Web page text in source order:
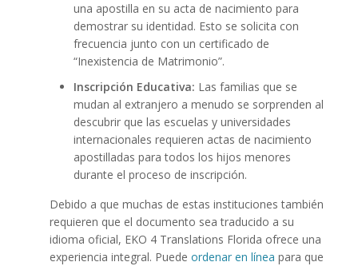
una apostilla en su acta de nacimiento para
demostrar su identidad. Esto se solicita con
frecuencia junto con un certificado de
“Inexistencia de Matrimonio”.
Inscripción Educativa: Las familias que se
mudan al extranjero a menudo se sorprenden al
descubrir que las escuelas y universidades
internacionales requieren actas de nacimiento
apostilladas para todos los hijos menores
durante el proceso de inscripción.
Debido a que muchas de estas instituciones también
requieren que el documento sea traducido a su
idioma oficial, EKO 4 Translations Florida ofrece una
experiencia integral. Puede ordenar en línea para que